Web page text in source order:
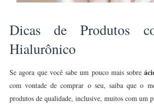
Dicas de Produtos
Hialurônico
Se agora que você sabe um pouco mais sobre
com vontade de comprar o seu, saiba que o
produtos de qualidade, inclusive, muitos com um